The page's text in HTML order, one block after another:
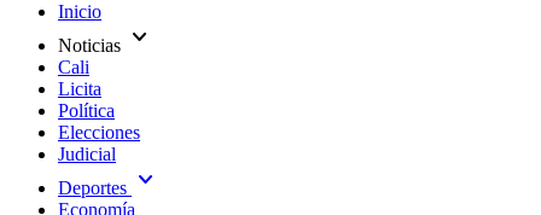
Inicio
Noticias expand_more
Cali
Licita
Política
Elecciones
Judicial
Deportes expand_more
Economía